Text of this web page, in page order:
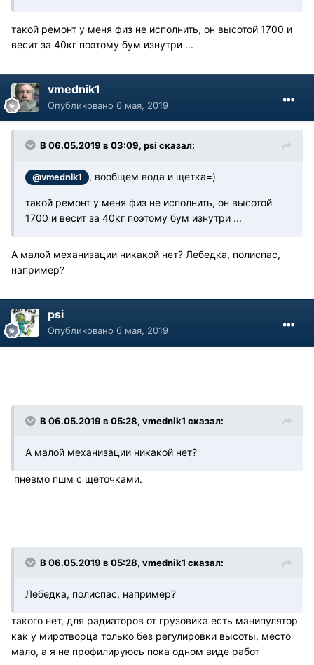
такой ремонт у меня физ не исполнить, он высотой 1700 и
весит за 40кг поэтому бум изнутри ...
vmednik1
Опубликовано 6 мая, 2019
В 06.05.2019 в 03:09, psi сказал:
@vmednik1 , вообщем вода и щетка=)
такой ремонт у меня физ не исполнить, он высотой
1700 и весит за 40кг поэтому бум изнутри ...
А малой механизации никакой нет? Лебедка, полиспас,
например?
psi
Опубликовано 6 мая, 2019
В 06.05.2019 в 05:28, vmednik1 сказал:
А малой механизации никакой нет?
пневмо пшм с щеточками.
В 06.05.2019 в 05:28, vmednik1 сказал:
Лебедка, полиспас, например?
такого нет, для радиаторов от грузовика есть манипулятор
как у миротворца только без регулировки высоты, место
мало, а я не профилируюсь пока одном виде работ